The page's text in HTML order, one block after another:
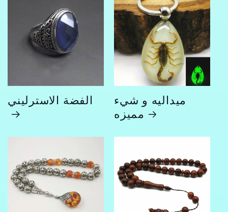
الفضة الاسترليني ميداليه و شيء
مميزه